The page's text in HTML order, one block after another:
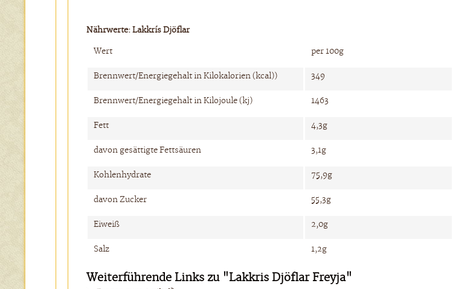
Nährwerte:Lakkrís Djöflar
Wert per 100g
Brennwert/Energiegehalt in Kilokalorien (kcal)) 349
Brennwert/Energiegehalt in Kilojoule (kj) 1463
Fett 4,3g
davon gesättigte Fettsäuren 3,1g
Kohlenhydrate 75,9g
davon Zucker 55,3g
Eiweiß 2,0g
Salz 1,2g
Weiterführende Links zu "Lakkris Djöflar Freyja"